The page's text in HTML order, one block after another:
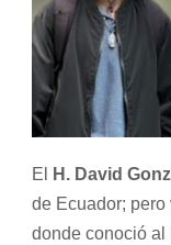
El H. David
de Ecuador;
donde conoció al